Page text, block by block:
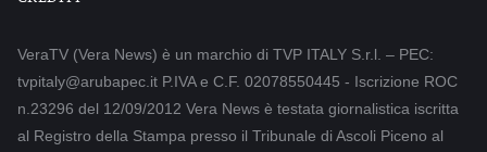
VeraTV (Vera News) è un marchio di TVP ITALY S.r.l. – PEC:
tvpitaly@arubapec.it P.IVA e C.F. 02078550445 - Iscrizione ROC
n.23296 del 12/09/2012 Vera News è testata giornalistica iscritta
al Registro della Stampa presso il Tribunale di Ascoli Piceno al